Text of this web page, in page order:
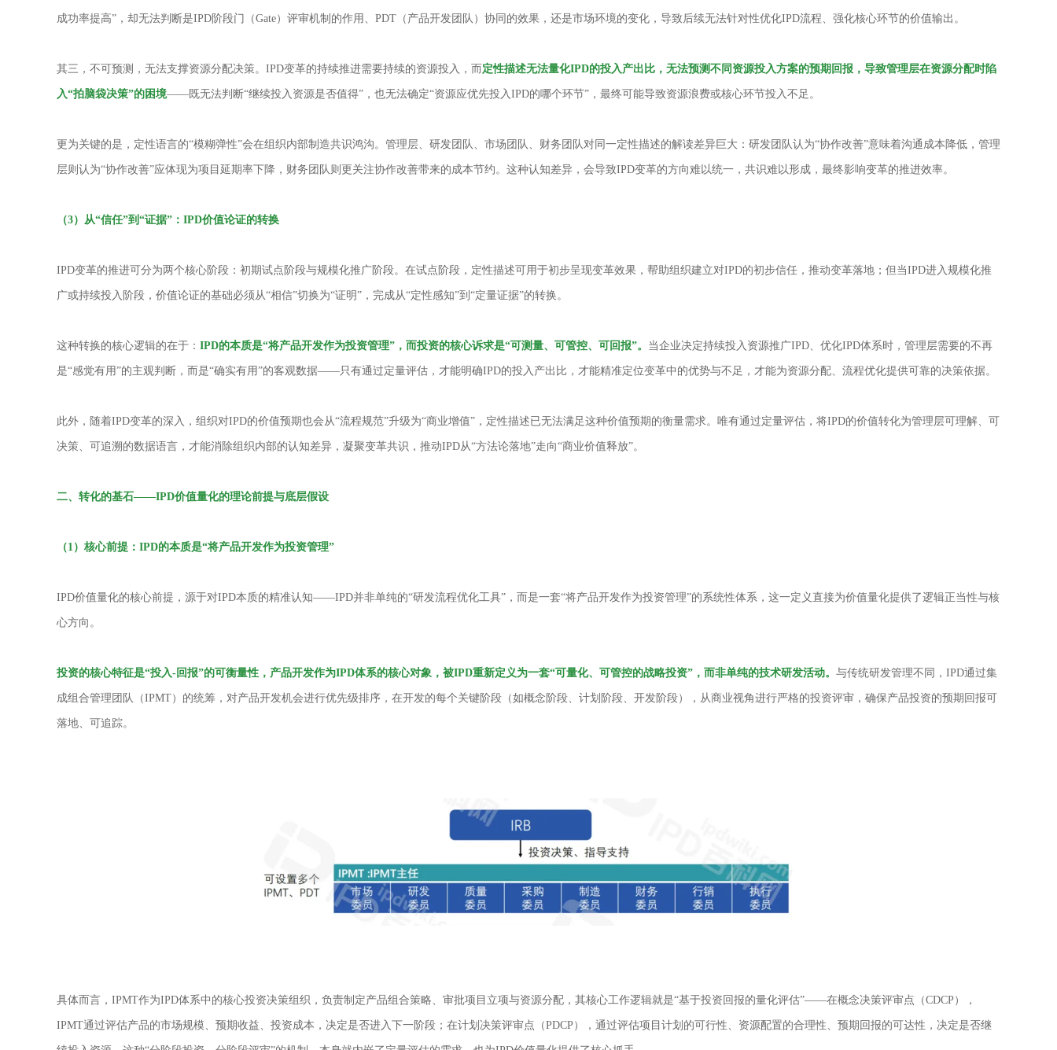
成功率提高”，却无法判断是IPD阶段门（Gate）评审机制的作用、PDT（产品开发团队）协同的效果，还是市场环境的变化，导致后续无法针对性优化IPD流程、强化核心环节的价值输出。
其三，不可预测，无法支撑资源分配决策。IPD变革的持续推进需要持续的资源投入，而 定性描述无法量化IPD的投入产出比，无法预测不同资源投入方案的预期回报，导致管理层在资源分配时陷
入“拍脑袋决策”的困境——既无法判断“继续投入资源是否值得”，也无法确定“资源应优先投入IPD的哪个环节”，最终可能导致资源浪费或核心环节投入不足。
更为关键的是，定性语言的“模糊弹性”会在组织内部制造共识鸿沟。管理层、研发团队、市场团队、财务团队对同一定性描述的解读差异巨大：研发团队认为“协作改善”意味着沟通成本降低，管理
层则认为“协作改善”应体现为项目延期率下降，财务团队则更关注协作改善带来的成本节约。这种认知差异，会导致IPD变革的方向难以统一，共识难以形成，最终影响变革的推进效率。
（3）从“信任”到“证据”： IPD价值论证的转换
IPD变革的推进可分为两个核心阶段：初期试点阶段与规模化推广阶段。在试点阶段，定性描述可用于初步呈现变革效果，帮助组织建立对IPD的初步信任，推动变革落地；但当IPD进入规模化推
广或持续投入阶段，价值论证的基础必须从“相信”切换为“证明”，完成从“定性感知”到“定量证据”的转换。
这种转换的核心逻辑的在于： IPD的本质是“将产品开发作为投资管理”，而投资的核心诉求是“可测量、可管控、可回报”。 当企业决定持续投入资源推广IPD、优化IPD体系时，管理层需要的不再
是“感觉有用”的主观判断，而是“确实有用”的客观数据——只有通过定量评估，才能明确IPD的投入产出比，才能精准定位变革中的优势与不足，才能为资源分配、流程优化提供可靠的决策依据。
此外，随着IPD变革的深入，组织对IPD的价值预期也会从“流程规范”升级为“商业增值”，定性描述已无法满足这种价值预期的衡量需求。唯有通过定量评估，将IPD的价值转化为管理层可理解、可
决策、可追溯的数据语言，才能消除组织内部的认知差异，凝聚变革共识，推动IPD从“方法论落地”走向“商业价值释放”。
二、转化的基石——IPD价值量化的理论前提与底层假设
（1）核心前提： IPD的本质是“将产品开发作为投资管理”
IPD价值量化的核心前提，源于对IPD本质的精准认知——IPD并非单纯的“研发流程优化工具”，而是一套“将产品开发作为投资管理”的系统性体系，这一定义直接为价值量化提供了逻辑正当性与核
心方向。
投资的核心特征是“投入-回报”的可衡量性，产品开发作为IPD体系的核心对象，被IPD重新定义为一套“可量化、可管控的战略投资”，而非单纯的技术研发活动。 与传统研发管理不同，IPD通过集
成组合管理团队（IPMT）的统筹，对产品开发机会进行优先级排序，在开发的每个关键阶段（如概念阶段、计划阶段、开发阶段），从商业视角进行严格的投资评审，确保产品投资的预期回报可
落地、可追踪。
具体而言，IPMT作为IPD体系中的核心投资决策组织，负责制定产品组合策略、审批项目立项与资源分配，其核心工作逻辑就是“基于投资回报的量化评估”——在概念决策评审点（CDCP），
IPMT通过评估产品的市场规模、预期收益、投资成本，决定是否进入下一阶段；在计划决策评审点（PDCP ），通过评估项目计划的可行性、资源配置的合理性、预期回报的可达性，决定是否继